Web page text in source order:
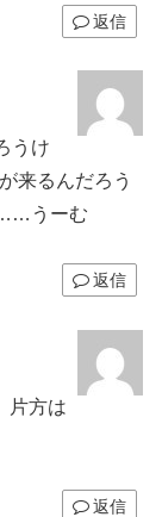
返信
うけ
来るんだろう
うーむ
返信
片方は
返信